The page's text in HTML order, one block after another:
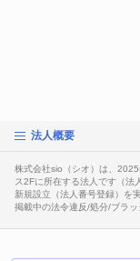
法人概要
株式会社sio（シオ）は、
ス2Fに所在する法人です（
新規設立（法人番号登録）を
掲載中の法令違反/処分/ブラッ